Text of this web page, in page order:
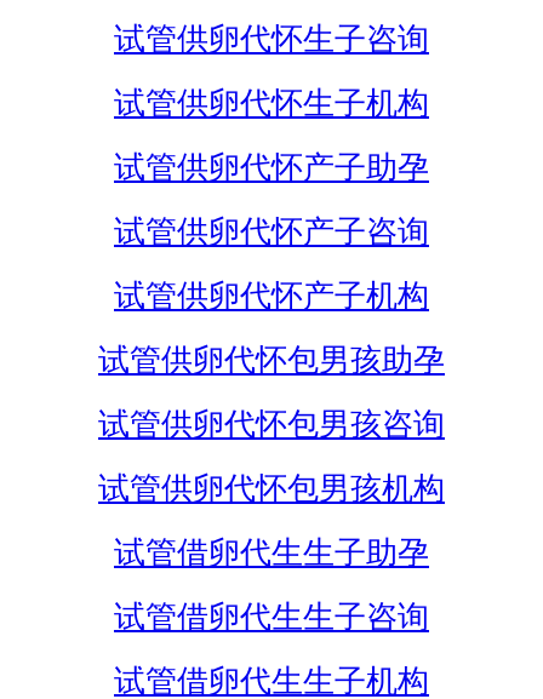
试管供卵代怀生子咨询
试管供卵代怀生子机构
试管供卵代怀产子助孕
试管供卵代怀产子咨询
试管供卵代怀产子机构
试管供卵代怀包男孩助孕
试管供卵代怀包男孩咨询
试管供卵代怀包男孩机构
试管借卵代生生子助孕
试管借卵代生生子咨询
试管借卵代生生子机构